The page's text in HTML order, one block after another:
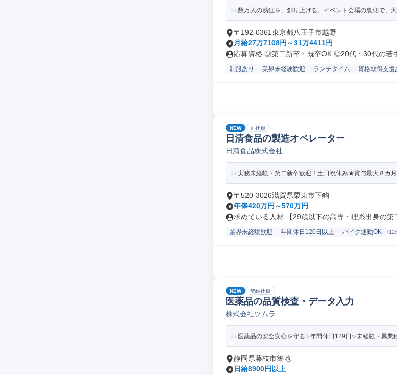
数万人の熱狂を、創り上げる。イベント会場の裏側で、
〒192-0361東京都八王子市越野
月給27万7108円～31万4411円
応募資格 ◎第二新卒・既卒OK ◎20代・30代の若
制服あり 業界未経験歓迎 ランチタイム 資格取得支援
NEW 正社員
日清食品の製造オペレーター
日清食品株式会社
実務未経験・第二新卒歓迎！土日祝休み★賞与最大８カ月
〒520-3026滋賀県栗東市下鈎
年俸420万円～570万円
求めている人材 【29歳以下の高専・理系出身の第
業界未経験歓迎 年間休日120日以上 バイク通勤OK +12
NEW 契約社員
医薬品の品質検査・データ入力
株式会社ツムラ
医薬品の安全安心を守る✨年間休日129日✨未経験・異業
静岡県藤枝市築地
日給8900円以上